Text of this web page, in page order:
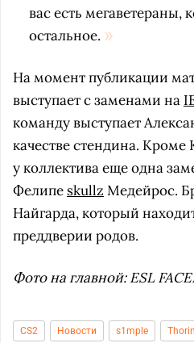
вас есть мегаветераны,
остальное.
На момент публикации
выступает с заменами на
команду выступает
качестве стендина. Кроме
у коллектива еще одна
Фелипе skullz Медейрос.
Найгарда, который
преддверии родов.
Фото на главной: ESL
CS2 Новости s1mple Thorin